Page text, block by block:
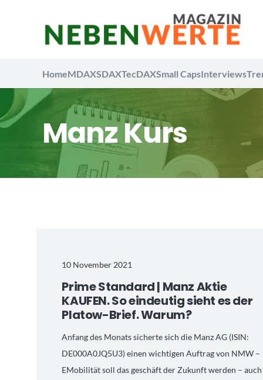
HomeMDAXSDAXTecDAXSmall CapsInterviews
Manz Kurs
10 November 2021
Prime Standard | Manz Aktie
KAUFEN. So eindeutig sieht es der
Platow-Brief. Warum?
Anfang des Monats sicherte sich die Manz AG (ISIN:
DE000A0JQ5U3) einen wichtigen Auftrag von NMW –
EMobilität soll das geschäft der Zukunft werden – auch